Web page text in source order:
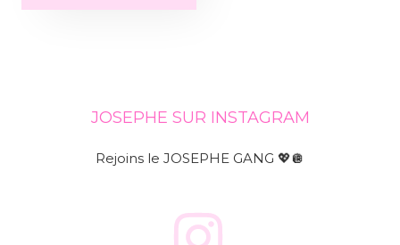
JOSEPHE SUR INSTAGRAM
Rejoins le JOSEPHE GANG 💖🪩